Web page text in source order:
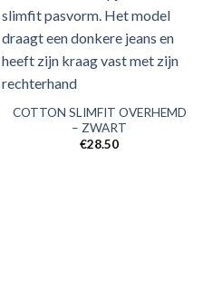
COTTON SLIMFIT OVERHEMD
– ZWART
€28.50